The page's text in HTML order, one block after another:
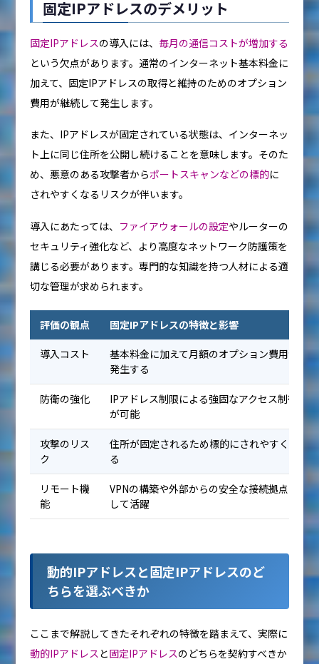
固定IPアドレスのデメリット
固定IPアドレスの導入には、 毎月の通信コストが増加する
という欠点があります。通常のインターネット基本料金に
加えて、固定IPアドレスの取得と維持のためのオプション
費用が継続して発生します。
また、IPアドレスが固定されている状態は、インターネッ
ト上に同じ住所を公開し続けることを意味します。そのた
め、悪意のある攻撃者からポートスキャンなどの標的に
されやすくなるリスクが伴います。
導入にあたっては、 ファイアウォールの設定やルーターの
セキュリティ強化など、より高度なネットワーク防護策を
講じる必要があります。専門的な知識を持つ人材による適
切な管理が求められます。
評価の観点 固定IPアドレスの特徴と影響
導入コスト
基本料金に加えて月額のオプション費用が
発生する
防衛の強化
IPアドレス制限による強固なアクセス制御
が可能
攻撃のリス
ク
住所が固定されるため標的にされやすくな
る
リモート機
能
VPNの構築や外部からの安全な接続拠点と
して活躍
動的IPアドレスと固定IPアドレスのど
ちらを選ぶべきか
ここまで解説してきたそれぞれの特徴を踏まえて、実際に
動的IPアドレスと固定IPアドレスのどちらを契約すべきか